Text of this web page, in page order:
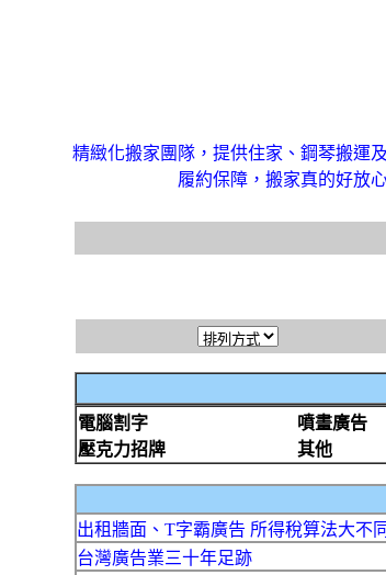
精緻化搬家團隊，提供住家、鋼琴搬運
履約保障，搬家真的好放
電腦割字
噴畫廣告
壓克力招牌
其他
出租牆面、T字霸廣告 所得稅算法大不同
台灣廣告業三十年足跡